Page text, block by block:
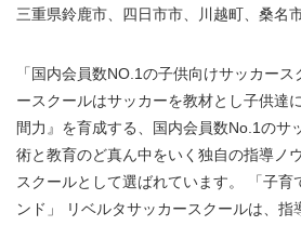
三重県鈴鹿市、四日市市、川越町、桑名
「国内会員数NO.1の子供向けサッカー
ースクールはサッカーを教材とし子供達
間力』を育成する、国内会員数No.1のサ
術と教育のど真ん中をいく独自の指導ノ
スクールとして選ばれています。 「子育
ンド」 リベルタサッカースクールは、指